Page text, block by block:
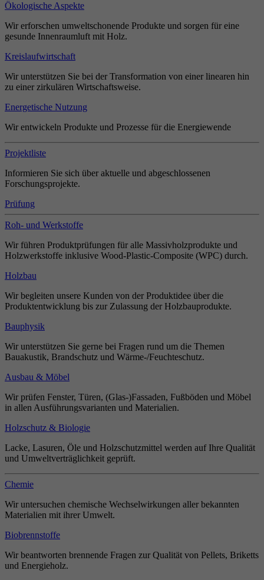
Ökologische Aspekte
Wir erforschen umweltschonende Produkte und sorgen für eine
gesunde Innenraumluft mit Holz.
Kreislaufwirtschaft
Wir unterstützen Sie bei der Transformation von einer linearen hin
zu einer zirkulären Wirtschaftsweise.
Energetische Nutzung
Wir entwickeln Produkte und Prozesse für die Energiewende
Projektliste
Informieren Sie sich über aktuelle und abgeschlossenen
Forschungsprojekte.
Prüfung
Roh- und Werkstoffe
Wir führen Produktprüfungen für alle Massivholzprodukte und
Holzwerkstoffe inklusive Wood-Plastic-Composite (WPC) durch.
Holzbau
Wir begleiten unsere Kunden von der Produktidee über die
Produktentwicklung bis zur Zulassung der Holzbauprodukte.
Bauphysik
Wir unterstützen Sie gerne bei Fragen rund um die Themen
Bauakustik, Brandschutz und Wärme-/Feuchteschutz.
Ausbau & Möbel
Wir prüfen Fenster, Türen, (Glas-)Fassaden, Fußböden und Möbel
in allen Ausführungsvarianten und Materialien.
Holzschutz & Biologie
Lacke, Lasuren, Öle und Holzschutzmittel werden auf Ihre Qualität
und Umweltverträglichkeit geprüft.
Chemie
Wir untersuchen chemische Wechselwirkungen aller bekannten
Materialien mit ihrer Umwelt.
Biobrennstoffe
Wir beantworten brennende Fragen zur Qualität von Pellets, Briketts
und Energieholz.